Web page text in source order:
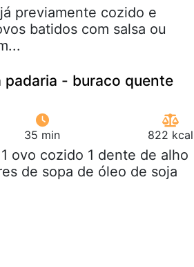
previamente cozido e
batidos com salsa ou
- buraco quente
35 min 822 kcal
ovo cozido 1 dente de alho
de sopa de óleo de soja